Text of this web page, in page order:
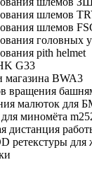
шлемов
шлемов
головных
pith helmet
G33
BWA3
вращения
малюток для
миномёта
дистанция
ретекстуры